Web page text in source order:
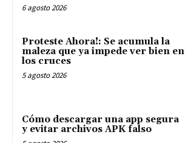
6 agosto 2026
Proteste Ahora!: Se acumula la
maleza que ya impede ver bien en
los cruces
5 agosto 2026
Cómo descargar una app segura
y evitar archivos APK falso